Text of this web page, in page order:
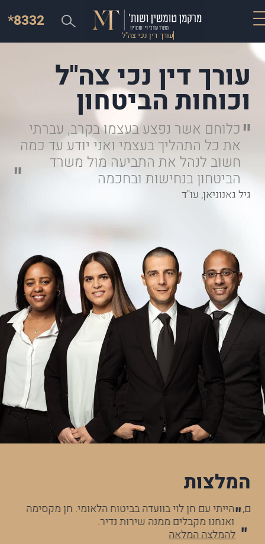
עורך דין נכי צה"ל
*8332
עורך דין נכי צה"ל
וכוחות הביטחון
כלוחם אשר נפצע בעצמו בקרב, עברתי
את כל התהליך בעצמי ואני יודע עד כמה
חשוב לנהל את התביעה מול משרד
הביטחון בנחישות ובחכמה
גיל גאנוניאן, עו"ד
המלצות
הייתי עם חן לוי בוועדה בביטוח הלאומי. חן מקסימה
ואנחנו מקבלים ממנה שירות נדיר.
להמלצה המלאה